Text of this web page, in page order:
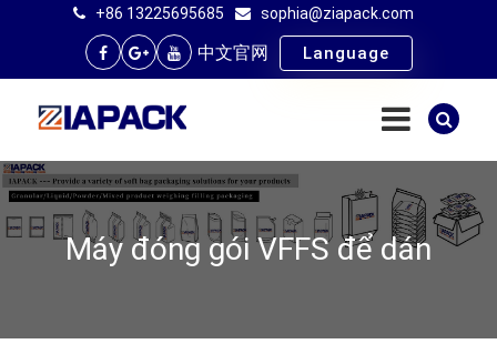
+86 13225695685 sophia@ziapack.com
中文官网 Language
Máy đóng gói VFFS để dán